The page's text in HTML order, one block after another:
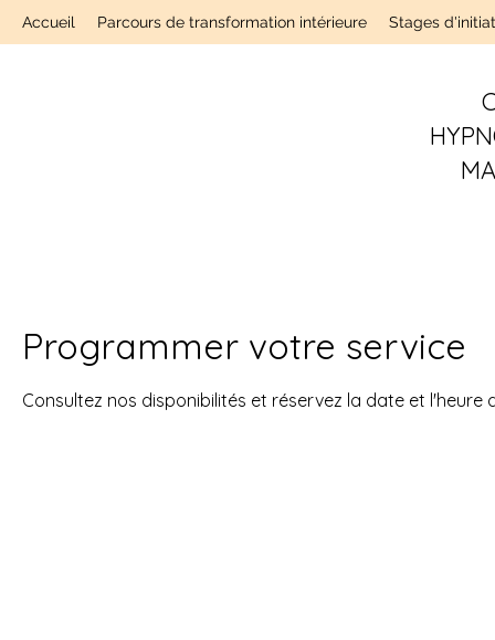
Accueil Parcours de transformation intérieure Stages
Programmer votre service
Consultez nos disponibilités et réservez la date et l'heure